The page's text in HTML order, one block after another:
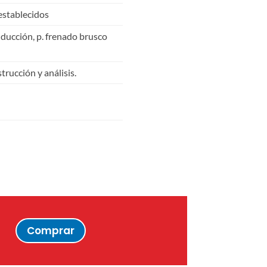
p. frenado brusco
y análisis.
Comprar